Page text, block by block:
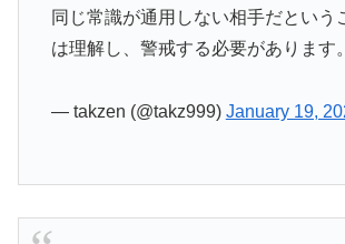
同じ常識が通用しない相手だという
は理解し、警戒する必要があります。
— takzen (@takz999) January 19,